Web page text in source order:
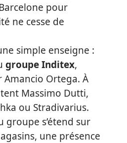
pour
ne cesse de
simple enseigne :
groupe Inditex,
Ortega. À
Massimo Dutti,
ou Stradivarius.
groupe s’étend sur
une présence